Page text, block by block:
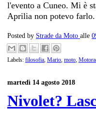
l'evento a Cuneo. Mi è
Aprilia non potevo farlo.
Posted by Strade da Moto alle
Labels: filosofia Mario moto
martedì 14 agosto 2018
Nivolet?